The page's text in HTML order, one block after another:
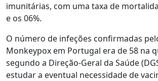
imunitárias, com uma taxa de
e os 06%.
O número de infeções confirmadas
Monkeypox em Portugal era de 58 na
segundo a Direção-Geral da Saúde
estudar a eventual necessidade de